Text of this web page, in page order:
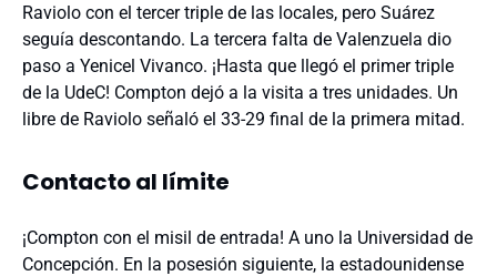
Raviolo con el tercer triple de las locales, pero Suárez
seguía descontando. La tercera falta de Valenzuela dio
paso a Yenicel Vivanco. ¡Hasta que llegó el primer triple
de la UdeC! Compton dejó a la visita a tres unidades. Un
libre de Raviolo señaló el 33-29 final de la primera mitad.
Contacto al límite
¡Compton con el misil de entrada! A uno la Universidad de
Concepción. En la posesión siguiente, la estadounidense